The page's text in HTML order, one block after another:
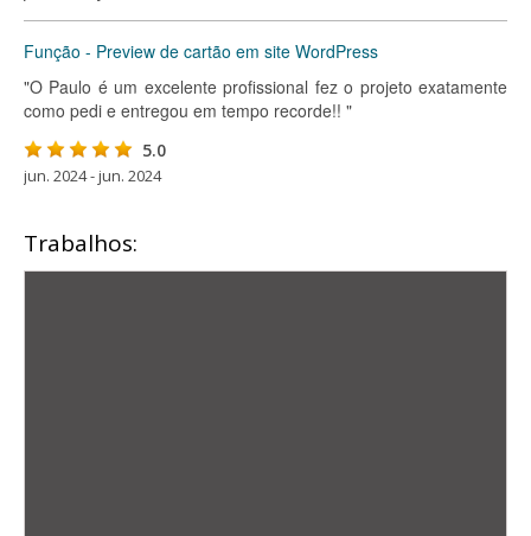
Função - Preview de cartão em site WordPress
"O Paulo é um excelente profissional fez o projeto exatamente
como pedi e entregou em tempo recorde!! "
5.0
jun. 2024 - jun. 2024
Trabalhos: